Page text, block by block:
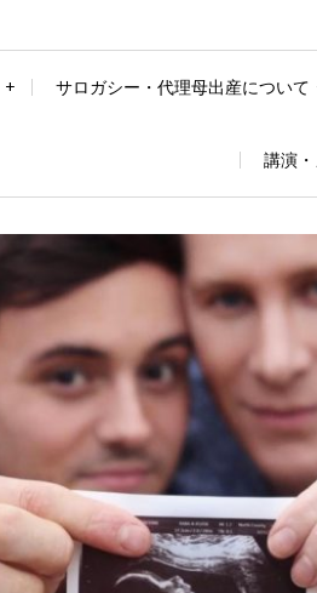
サロガシー・代理母出産について
講演